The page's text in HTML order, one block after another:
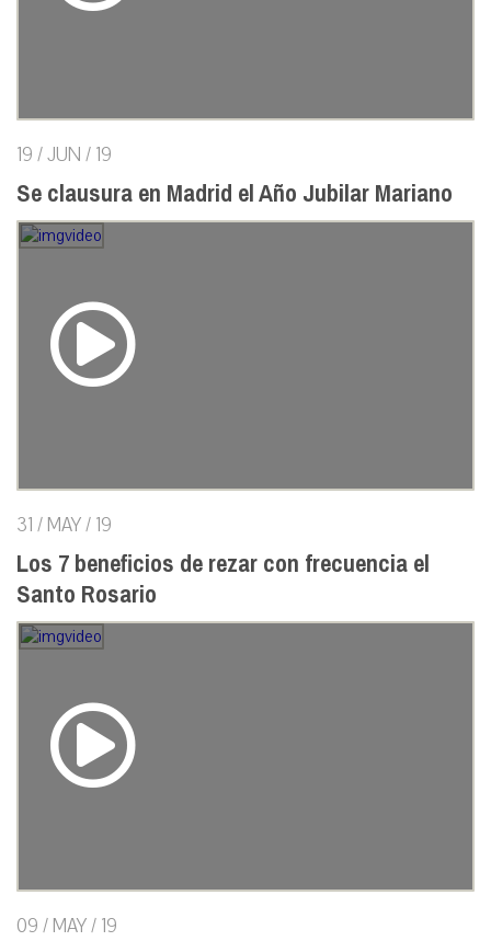
19 / JUN / 19
Se clausura en Madrid el Año Jubilar Mariano
31 / MAY / 19
Los 7 beneficios de rezar con frecuencia el
Santo Rosario
09 / MAY / 19